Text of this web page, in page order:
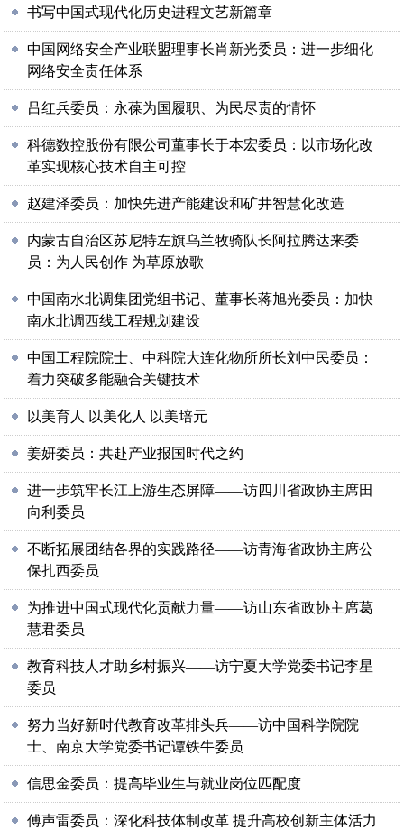
书写中国式现代化历史进程文艺新篇章
中国网络安全产业联盟理事长肖新光委员：进一步细化
网络安全责任体系
吕红兵委员：永葆为国履职、为民尽责的情怀
科德数控股份有限公司董事长于本宏委员：以市场化改
革实现核心技术自主可控
赵建泽委员：加快先进产能建设和矿井智慧化改造
内蒙古自治区苏尼特左旗乌兰牧骑队长阿拉腾达来委
员：为人民创作 为草原放歌
中国南水北调集团党组书记、董事长蒋旭光委员：加快
南水北调西线工程规划建设
中国工程院院士、中科院大连化物所所长刘中民委员：
着力突破多能融合关键技术
以美育人 以美化人 以美培元
姜妍委员：共赴产业报国时代之约
进一步筑牢长江上游生态屏障——访四川省政协主席田
向利委员
不断拓展团结各界的实践路径——访青海省政协主席公
保扎西委员
为推进中国式现代化贡献力量——访山东省政协主席葛
慧君委员
教育科技人才助乡村振兴——访宁夏大学党委书记李星
委员
努力当好新时代教育改革排头兵——访中国科学院院
士、南京大学党委书记谭铁牛委员
信思金委员：提高毕业生与就业岗位匹配度
傅声雷委员：深化科技体制改革 提升高校创新主体活力